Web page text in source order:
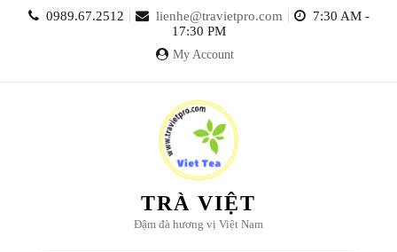
0989.67.2512 lienhe@travietpro.com
7:30 AM -
17:30 PM
My Account
TRÀ VIỆT
Đậm đà hương vị Việt Nam